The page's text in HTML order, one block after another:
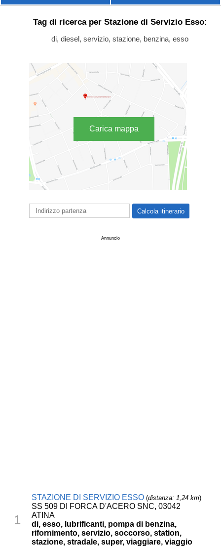
Tag di ricerca per Stazione di Servizio Esso:
di, diesel, servizio, stazione, benzina, esso
Carica mappa
Annuncio
1
STAZIONE DI SERVIZIO ESSO (distanza: 1,24 km)
SS 509 DI FORCA D'ACERO SNC, 03042
ATINA
di, esso, lubrificanti, pompa di benzina,
rifornimento, servizio, soccorso, station,
stazione, stradale, super, viaggiare, viaggio